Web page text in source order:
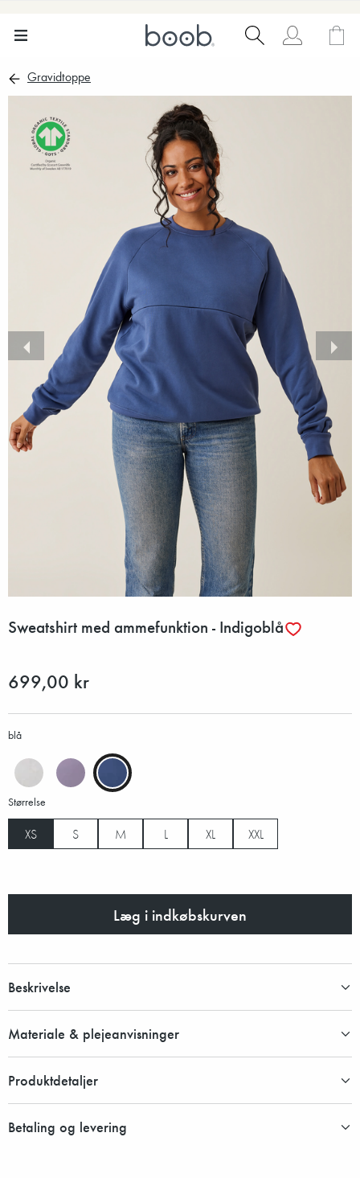
Gravidtoppe
Sweatshirt med ammefunktion - Indigoblå
699,00 kr
blå
Størrelse
XS S M L XL XXL
Læg i indkøbskurven
Beskrivelse
Materiale & plejeanvisninger
Produktdetaljer
Betaling og levering